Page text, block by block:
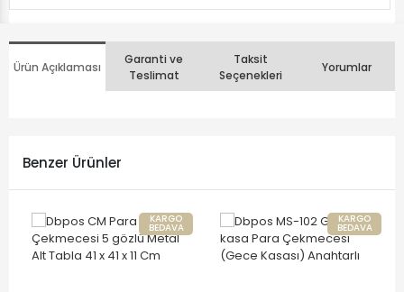
Ürün Açıklaması
Garanti ve
Teslimat
Taksit
Seçenekleri
Yorumlar
Benzer Ürünler
KARGO
BEDAVA
KARGO
BEDAVA